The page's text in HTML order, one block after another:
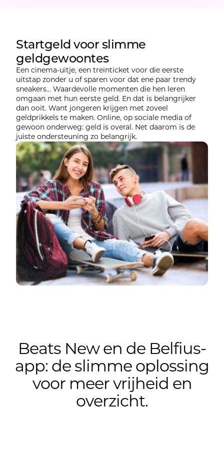
Startgeld voor slimme
geldgewoontes
Een cinema-uitje, een treinticket voor die eerste
uitstap zonder u of sparen voor dat ene paar trendy
sneakers... Waardevolle momenten die hen leren
omgaan met hun eerste geld. En dat is belangrijker
dan ooit. Want jongeren krijgen met zoveel
geldprikkels te maken. Online, op sociale media of
gewoon onderweg: geld is overal. Net daarom is de
juiste ondersteuning zo belangrijk.
Beats New en de Belfius-
app: de slimme oplossing
voor meer vrijheid en
overzicht.